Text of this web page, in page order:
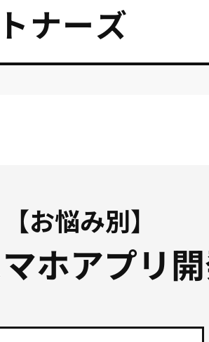
ナーズ
【お悩み別】
ホアプリ